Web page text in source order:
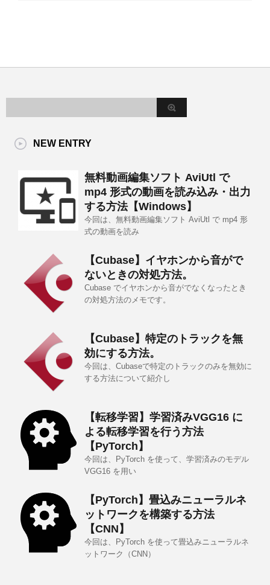
NEW ENTRY
無料動画編集ソフト AviUtl で
mp4 形式の動画を読み込み・出力
する方法【Windows】
今回は、無料動画編集ソフト AviUtl で mp4 形
式の動画を読み
【Cubase】イヤホンから音がで
ないときの対処方法。
Cubase でイヤホンから音がでなくなったとき
の対処方法のメモです。
【Cubase】特定のトラックを無
効にする方法。
今回は、Cubaseで特定のトラックのみを無効に
する方法について紹介し
【転移学習】学習済みVGG16 に
よる転移学習を行う方法
【PyTorch】
今回は、PyTorch を使って、学習済みのモデル
VGG16 を用い
【PyTorch】畳込みニューラルネ
ットワークを構築する方法
【CNN】
今回は、PyTorch を使って畳込みニューラルネ
ットワーク（CNN）